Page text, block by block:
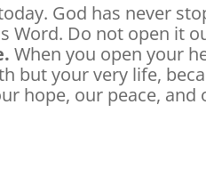
God has never
Word. Do not open it
When you open your
but your very life,
hope, our peace, and